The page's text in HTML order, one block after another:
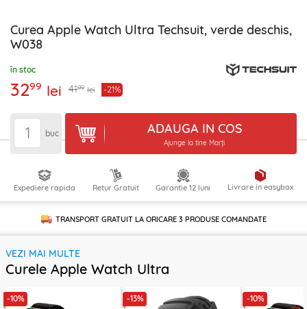
Curea Apple Watch Ultra Techsuit, verde deschis,
W038
în stoc
3299 lei 4199 lei -21%
buc ADAUGA IN COS
Ajunge la tine Marți
Expediere rapida Retur Gratuit Garantie 12 luni Livrare in easybox
TRANSPORT GRATUIT LA ORICARE 3 PRODUSECOMANDATE
VEZI MAI MULTE
Curele Apple Watch Ultra
-10% -13% -10%